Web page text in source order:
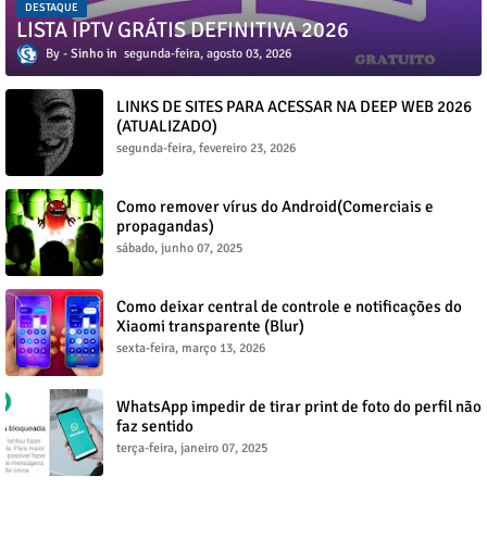
DESTAQUE
LISTA IPTV GRÁTIS DEFINITIVA 2026
Sinho segunda-feira, agosto 03, 2026
LINKS DE SITES PARA ACESSAR NA DEEP WEB 2026
(ATUALIZADO)
segunda-feira, fevereiro 23, 2026
Como remover vírus do Android(Comerciais e
propagandas)
sábado, junho 07, 2025
Como deixar central de controle e notificações do
Xiaomi transparente (Blur)
sexta-feira, março 13, 2026
WhatsApp impedir de tirar print de foto do perfil não
faz sentido
terça-feira, janeiro 07, 2025